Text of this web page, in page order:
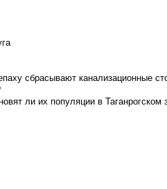
сбрасывают канализационные
ли их популяции в Таганрогском